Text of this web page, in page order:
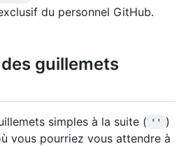
du personnel GitHub.
guillemets
simples à la suite ( ''
)
vous pourriez vous attendre à